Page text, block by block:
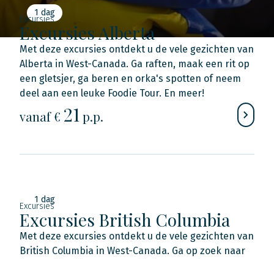
1 dag
Excursies
Excursies Alberta
Met deze excursies ontdekt u de vele gezichten van
Alberta in West-Canada. Ga raften, maak een rit op
een gletsjer, ga beren en orka's spotten of neem
deel aan een leuke Foodie Tour. En meer!
vanaf € 21p.p.
1 dag
Excursies
Excursies British Columbia
Met deze excursies ontdekt u de vele gezichten van
British Columbia in West-Canada. Ga op zoek naar